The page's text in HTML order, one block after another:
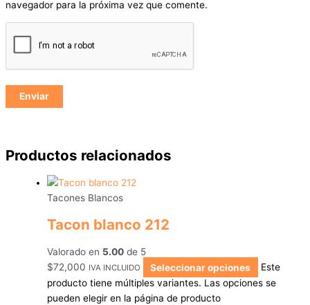
navegador para la próxima vez que comente.
Productos relacionados
Tacones Blancos
Tacon blanco 212
Valorado en 5.00 de 5
$72,000 IVA INCLUIDO Seleccionar opciones
Este
producto tiene múltiples variantes. Las opciones se
pueden elegir en la página de producto